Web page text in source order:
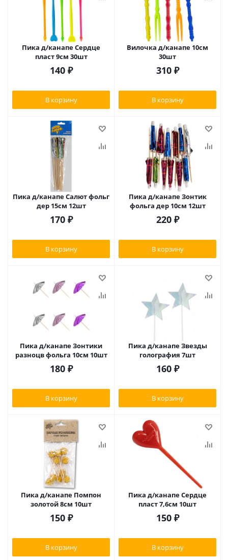
Пика д/канапе Сердце
пласт 9см 30шт
140₽
В корзину
Вилочка д/канапе 10см
30шт
310₽
В корзину
Пика д/канапе Салют фольг
дер 15см 12шт
170₽
В корзину
Пика д/канапе Зонтик
фольга дер 10см 12шт
220₽
В корзину
Пика д/канапе Зонтики
разноцв фольга 10см 10шт
180₽
В корзину
Пика д/канапе Звезды
голография 7шт
160₽
В корзину
Пика д/канапе Помпон
золотой 8см 10шт
150₽
В корзину
Пика д/канапе Сердце
пласт 7,6см 10шт
150₽
В корзину